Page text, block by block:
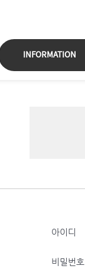
INFORMATION
아이디
비밀번호